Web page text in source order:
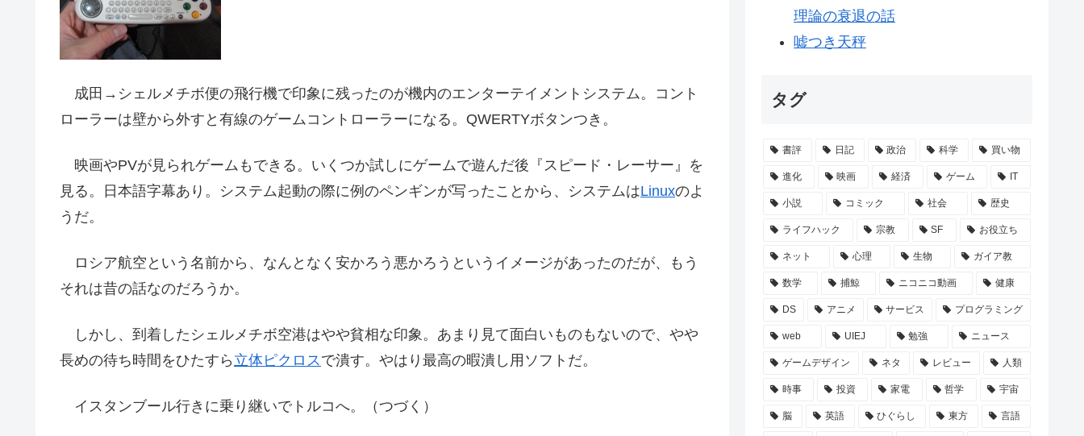
成田→シェルメチボ便の飛行機で印象に残ったのが機内のエンターテイメントシステム。コント
ローラーは壁から外すと有線のゲームコントローラーになる。QWERTYボタンつき。
映画やPVが見られゲームもできる。いくつか試しにゲームで遊んだ後『スピード・レーサー』を
見る。日本語字幕あり。システム起動の際に例のペンギンが写ったことから、システムはLinuxのよ
うだ。
ロシア航空という名前から、なんとなく安かろう悪かろうというイメージがあったのだが、もう
それは昔の話なのだろうか。
しかし、到着したシェルメチボ空港はやや貧相な印象。あまり見て面白いものもないので、やや
長めの待ち時間をひたすら 立体ピクロスで潰す。やはり最高の暇潰し用ソフトだ。
イスタンブール行きに乗り継いでトルコへ。（つづく）
理論の衰退の話
嘘つき天秤
タグ
書評 日記 政治 科学 買い物
進化 映画 経済 ゲーム IT
小説 コミック 社会 歴史
ライフハック 宗教 SF お役立ち
ネット 心理 生物 ガイア教
数学 捕鯨 ニコニコ動画 健康
DS アニメ サービス プログラミング
web UIEJ 勉強 ニュース
ゲームデザイン ネタ レビュー 人類
時事 投資 家電 哲学 宇宙
脳 英語 ひぐらし 東方 言語